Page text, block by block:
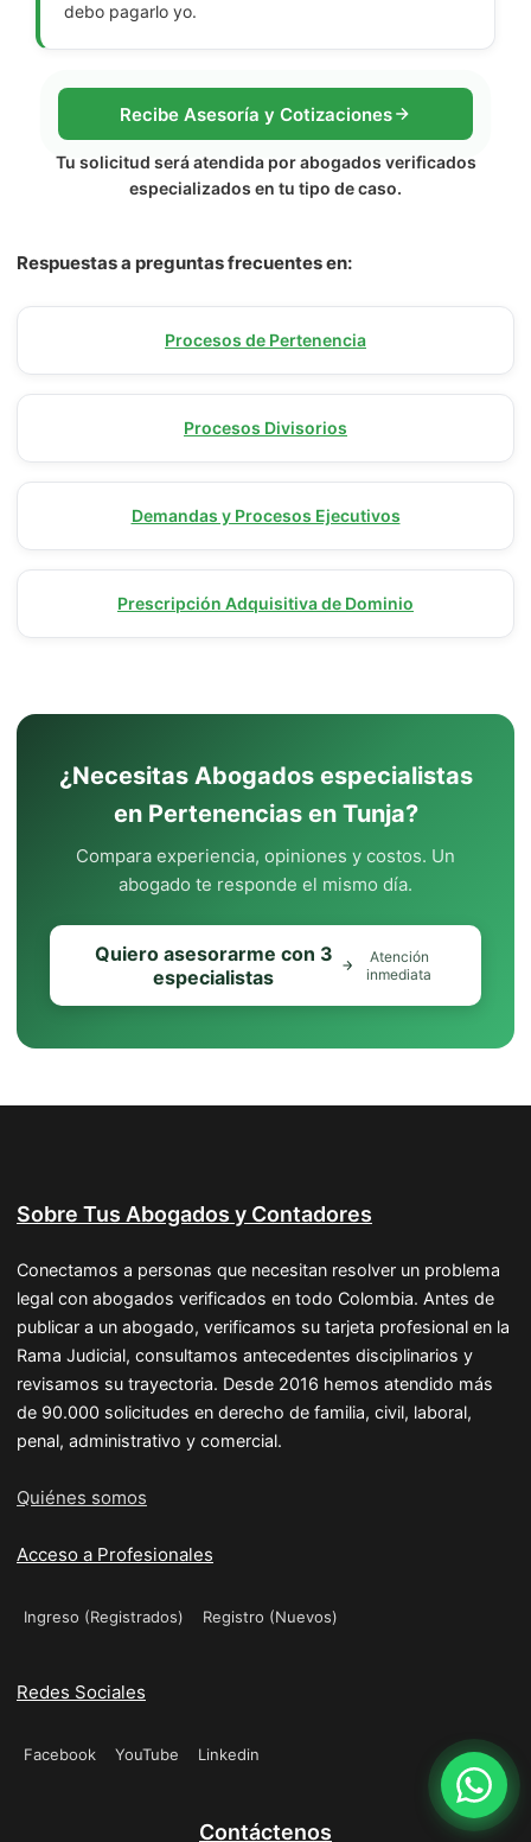
debo pagarlo yo.
Recibe Asesoría y Cotizaciones
Tu solicitud será atendida por abogados verificados
especializados en tu tipo de caso.
Respuestas a preguntas frecuentes en:
Procesos de Pertenencia
Procesos Divisorios
Demandas y Procesos Ejecutivos
Prescripción Adquisitiva de Dominio
¿Necesitas Abogados especialistas
en Pertenencias en Tunja?
Compara experiencia, opiniones y costos. Un
abogado te responde el mismo día.
Quiero asesorarme con 3
especialistas
Atención
inmediata
Sobre Tus Abogados y Contadores
Conectamos a personas que necesitan resolver un problema
legal con abogados verificados en todo Colombia. Antes de
publicar a un abogado, verificamos su tarjeta profesional en la
Rama Judicial, consultamos antecedentes disciplinarios y
revisamos su trayectoria. Desde 2016 hemos atendido más
de 90.000 solicitudes en derecho de familia, civil, laboral,
penal, administrativo y comercial.
Quiénes somos
Acceso a Profesionales
Ingreso (Registrados) Registro (Nuevos)
Redes Sociales
Facebook YouTube Linkedin
Contáctenos